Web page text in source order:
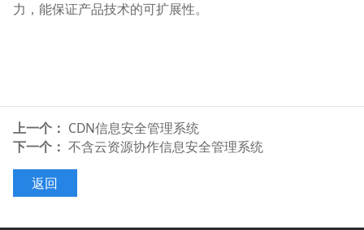
力，能保证产品技术的可扩展性。
上一个： CDN信息安全管理系统
下一个： 不含云资源协作信息安全管理系统
返回